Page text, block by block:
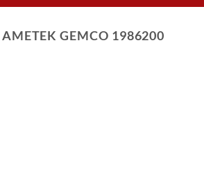
AMETEK GEMCO 1986200